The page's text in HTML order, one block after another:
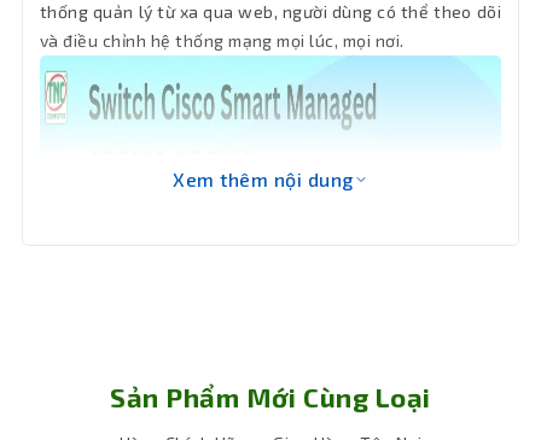
Nhiệt độ
hoạt
0 - 50 °C
Nhiệt độ
279 mm x 170 mm x 44 mm
thống quản lý từ xa qua web, người dùng có thể theo dõi
và điều chỉnh hệ thống mạng mọi lúc, mọi nơi.
Xem thêm nội dung
Sản Phẩm Mới Cùng Loại